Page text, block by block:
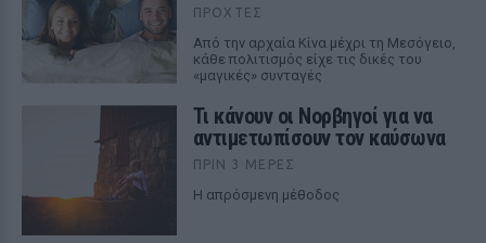
ΠΡΟΧΤΈΣ
Από την αρχαία Κίνα μέχρι τη Μεσόγειο,
κάθε πολιτισμός είχε τις δικές του
«μαγικές» συνταγές
Τι κάνουν οι Νορβηγοί για να
αντιμετωπίσουν τον καύσωνα
ΠΡΙΝ 3 ΜΈΡΕΣ
Η απρόσμενη μέθοδος